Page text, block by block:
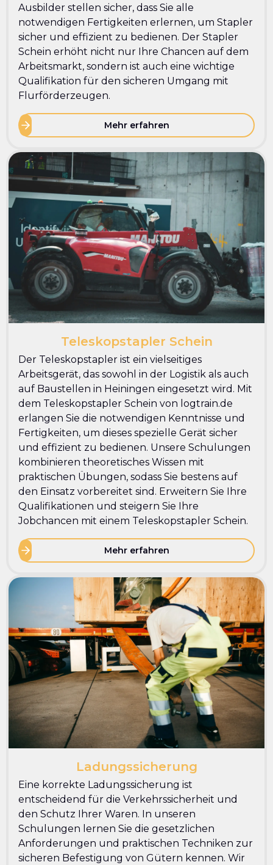
Ausbilder stellen sicher, dass Sie alle
notwendigen Fertigkeiten erlernen, um Stapler
sicher und effizient zu bedienen. Der Stapler
Schein erhöht nicht nur Ihre Chancen auf dem
Arbeitsmarkt, sondern ist auch eine wichtige
Qualifikation für den sicheren Umgang mit
Flurförderzeugen.
Mehr erfahren
Teleskopstapler Schein
Der Teleskopstapler ist ein vielseitiges
Arbeitsgerät, das sowohl in der Logistik als auch
auf Baustellen in Heiningen eingesetzt wird. Mit
dem Teleskopstapler Schein von logtrain.de
erlangen Sie die notwendigen Kenntnisse und
Fertigkeiten, um dieses spezielle Gerät sicher
und effizient zu bedienen. Unsere Schulungen
kombinieren theoretisches Wissen mit
praktischen Übungen, sodass Sie bestens auf
den Einsatz vorbereitet sind. Erweitern Sie Ihre
Qualifikationen und steigern Sie Ihre
Jobchancen mit einem Teleskopstapler Schein.
Mehr erfahren
Ladungssicherung
Eine korrekte Ladungssicherung ist
entscheidend für die Verkehrssicherheit und
den Schutz Ihrer Waren. In unseren
Schulungen lernen Sie die gesetzlichen
Anforderungen und praktischen Techniken zur
sicheren Befestigung von Gütern kennen. Wir